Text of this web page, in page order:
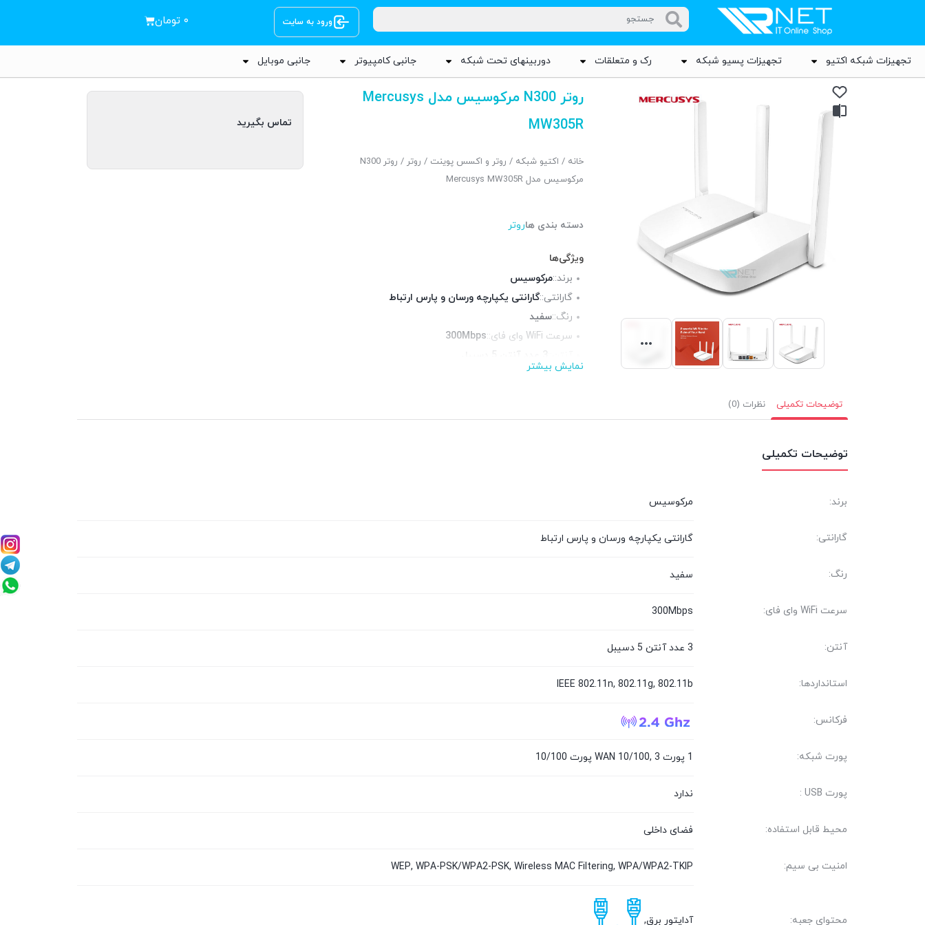
ورود به سایت ۰ تومان
تجهیزات شبکه اکتیو تجهیزات پسیو شبکه رک و متعلقات دوربینهای تحت شبکه جانبی کامپیوتر جانبی موبایل
روتر N300 مرکوسیس مدل Mercusys
MW305R
خانه / اکتیو شبکه / روتر و اکسس پوینت / روتر
/ روتر N300
مرکوسیس مدل Mercusys MW305R
دسته بندی هاروتر
ویژگی‌ها
برند::مرکوسیس
گارانتی::گارانتی یکپارچه ورسان و پارس ارتباط
رنگ::سفید
سرعت WiFi وای فای::
300Mbps
استانداردها::
نمایش بیشتر
تماس بگیرید
توضیحات تکمیلی نظرات (0)
توضیحات تکمیلی
برند: مرکوسیس
گارانتی: گارانتی یکپارچه ورسان و پارس ارتباط
رنگ: سفید
سرعت WiFi وای فای: 300Mbps
آنتن: 3 عدد آنتن 5 دسیبل
استانداردها: IEEE 802.11n, 802.11g, 802.11b
فرکانس:
پورت شبکه: 1 پورت WAN 10/100, 3 پورت 10/100
پورت USB : ندارد
محیط قابل استفاده: فضای داخلی
امنیت بی سیم: WEP, WPA-PSK/WPA2-PSK, Wireless MAC Filtering, WPA/WPA2-TKIP
محتوای جعبه: آداپتور برق,